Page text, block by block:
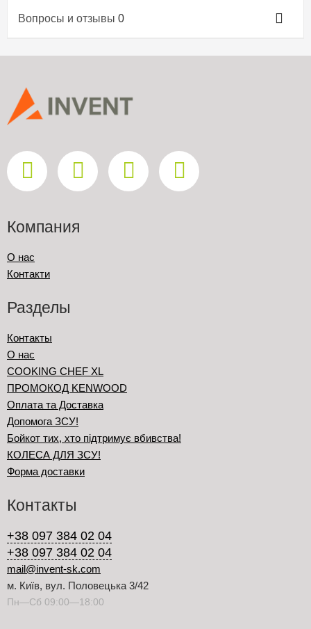
Вопросы и отзывы 0
Компания
О нас
Контакти
Разделы
Контакты
О нас
COOKING CHEF XL
ПРОМОКОД KENWOOD
Оплата та Доставка
Допомога ЗСУ!
Бойкот тих, хто підтримує вбивства!
КОЛЕСА ДЛЯ ЗСУ!
Форма доставки
Контакты
+38 097 384 02 04
+38 097 384 02 04
mail@invent-sk.com
м. Київ, вул. Половецька 3/42
Пн—Сб 09:00—18:00